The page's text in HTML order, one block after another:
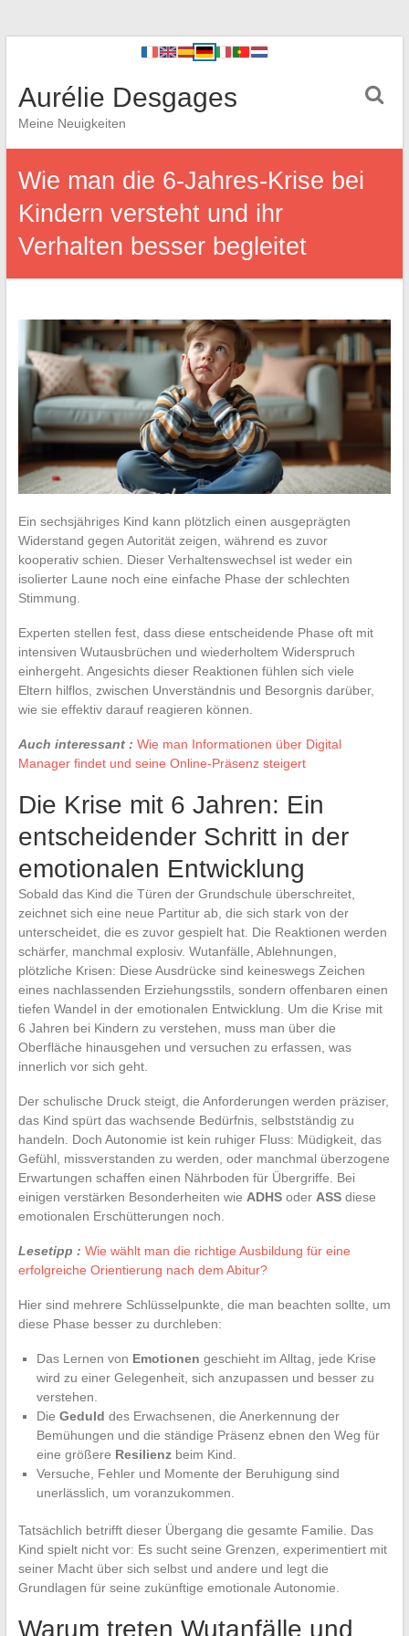
Aurélie Desgages
Meine Neuigkeiten
Wie man die 6-Jahres-Krise bei
Kindern versteht und ihr
Verhalten besser begleitet
Ein sechsjähriges Kind kann plötzlich einen ausgeprägten
Widerstand gegen Autorität zeigen, während es zuvor
kooperativ schien. Dieser Verhaltenswechsel ist weder ein
isolierter Laune noch eine einfache Phase der schlechten
Stimmung.
Experten stellen fest, dass diese entscheidende Phase oft mit
intensiven Wutausbrüchen und wiederholtem Widerspruch
einhergeht. Angesichts dieser Reaktionen fühlen sich viele
Eltern hilflos, zwischen Unverständnis und Besorgnis darüber,
wie sie effektiv darauf reagieren können.
Auch interessant : Wie man Informationen über Digital
Manager findet und seine Online-Präsenz steigert
Die Krise mit 6 Jahren: Ein
entscheidender Schritt in der
emotionalen Entwicklung
Sobald das Kind die Türen der Grundschule überschreitet,
zeichnet sich eine neue Partitur ab, die sich stark von der
unterscheidet, die es zuvor gespielt hat. Die Reaktionen werden
schärfer, manchmal explosiv. Wutanfälle, Ablehnungen,
plötzliche Krisen: Diese Ausdrücke sind keineswegs Zeichen
eines nachlassenden Erziehungsstils, sondern offenbaren einen
tiefen Wandel in der emotionalen Entwicklung. Um die Krise mit
6 Jahren bei Kindern zu verstehen, muss man über die
Oberfläche hinausgehen und versuchen zu erfassen, was
innerlich vor sich geht.
Der schulische Druck steigt, die Anforderungen werden präziser,
das Kind spürt das wachsende Bedürfnis, selbstständig zu
handeln. Doch Autonomie ist kein ruhiger Fluss: Müdigkeit, das
Gefühl, missverstanden zu werden, oder manchmal überzogene
Erwartungen schaffen einen Nährboden für Übergriffe. Bei
einigen verstärken Besonderheiten wie ADHSoder ASSdiese
emotionalen Erschütterungen noch.
Lesetipp : Wie wählt man die richtige Ausbildung für eine
erfolgreiche Orientierung nach dem Abitur?
Hier sind mehrere Schlüsselpunkte, die man beachten sollte, um
diese Phase besser zu durchleben:
Das Lernen von Emotionen geschieht im Alltag, jede Krise
wird zu einer Gelegenheit, sich anzupassen und besser zu
verstehen.
Die Geduld des Erwachsenen, die Anerkennung der
Bemühungen und die ständige Präsenz ebnen den Weg für
eine größere Resilienzbeim Kind.
Versuche, Fehler und Momente der Beruhigung sind
unerlässlich, um voranzukommen.
Tatsächlich betrifft dieser Übergang die gesamte Familie. Das
Kind spielt nicht vor: Es sucht seine Grenzen, experimentiert mit
seiner Macht über sich selbst und andere und legt die
Grundlagen für seine zukünftige emotionale Autonomie.
Warum treten Wutanfälle und